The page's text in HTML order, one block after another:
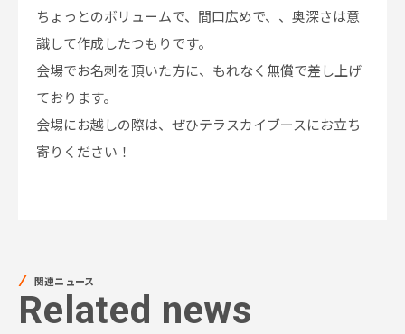
ちょっとのボリュームで、間口広めで、、奥深さは意
識して作成したつもりです。
会場でお名刺を頂いた方に、もれなく無償で差し上げ
ております。
会場にお越しの際は、ぜひテラスカイブースにお立ち
寄りください！
関連ニュース
Related news